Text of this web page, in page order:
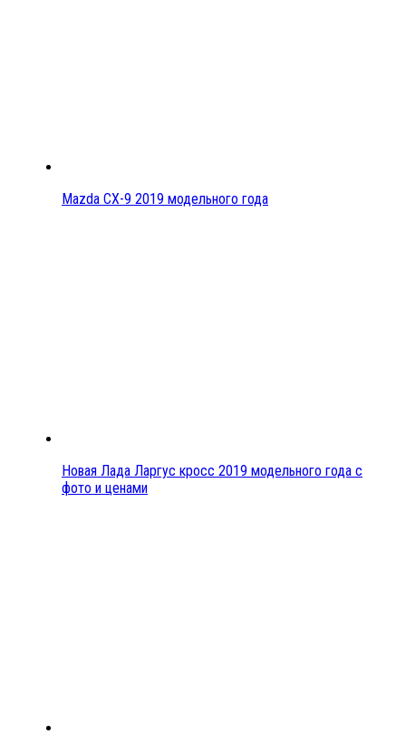
Mazda CX-9 2019 модельного года
Новая Лада Ларгус кросс 2019 модельного года с
фото и ценами